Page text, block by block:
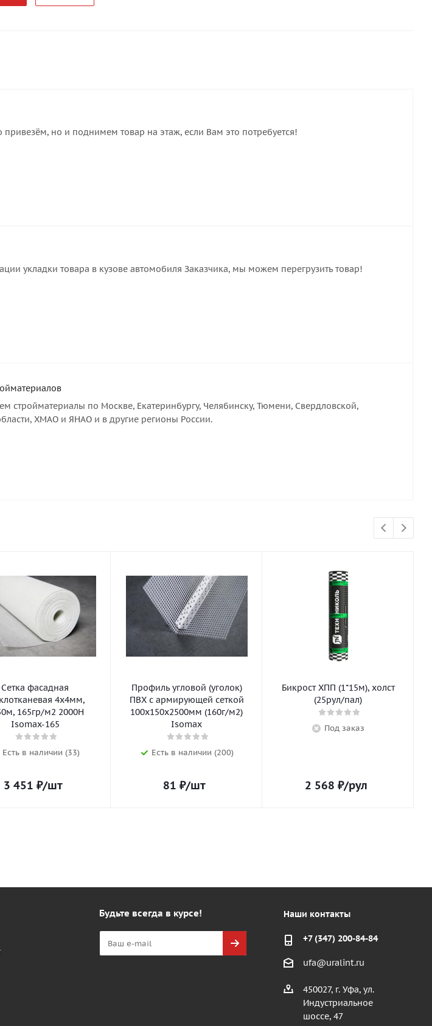
привезём, но и поднимем товар на этаж, если Вам это потребуется!
укладки товара в кузове автомобиля Заказчика, мы можем перегрузить товар!
стройматериалы по Москве, Екатеринбургу, Челябинску, Тюмени, Свердловской,
ХМАО и ЯНАО и в другие регионы России.
Сетка фасадная
4х4мм,
165гр/м2 2000Н
Isomax-165
Есть в наличии (33)
3 451 ₽/шт
Профиль угловой (уголок)
ПВХ с армирующей сеткой
100х150х2500мм (160г/м2)
Isomax
Есть в наличии (200)
81 ₽/шт
Бикрост ХПП (1*15м), холст
(25рул/пал)
Под заказ
2 568 ₽/рул
Будьте всегда в курсе! Наши контакты
+7 (347) 200-84-84
ufa@uralint.ru
450027, г. Уфа, ул.
Индустриальное
шоссе, 47